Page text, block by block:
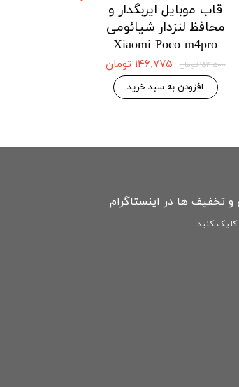
قاب موبایل ایربگدار و
محافظ لنزدار شیائومی
Xiaomi Poco m4pro
۱۵۴,۵۰۰ تومان ۱۴۶,۷۷۵ تومان
افزودن به سبد خرید
تخفیف ها در اینستاگرام
کنید...